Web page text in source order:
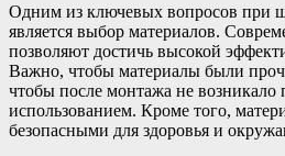
Одним из ключевых вопросов при
является выбор материалов.
позволяют достичь высокой
Важно, чтобы материалы были
чтобы после монтажа не возникало
использованием. Кроме того,
безопасными для здоровья и